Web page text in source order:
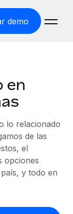
demo
conforme a la
en entidades.
el país.
de EE.
errónea
por país.
en
lo relacionado
de las
el
opciones
y todo en